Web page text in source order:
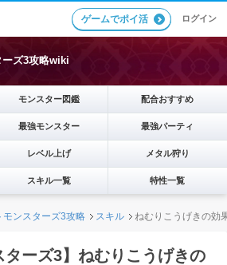
ゲームでポイ活 ログイン
ーズ3攻略wiki
モンスター図鑑 配合おすすめ
最強モンスター 最強パーティ
レベル上げ メタル狩り
スキル一覧 特性一覧
モンスターズ3攻略 スキル ねむりこうげきの効
ターズ3】ねむりこうげきの